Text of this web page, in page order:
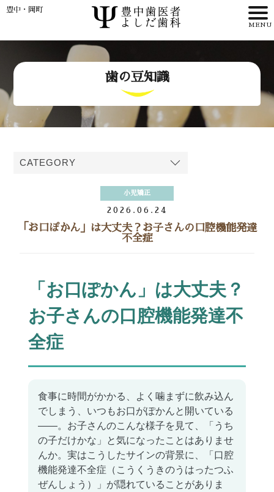
>
理事長・歯科医師紹介
アクセス
症例
採用情報
施設基準掲示
豊中・岡町
歯の豆知識
小児矯正
2026.06.24
「お口ぽかん」は大丈夫？お子さんの口腔機能発達
不全症
「お口ぽかん」は大丈夫？
お子さんの口腔機能発達不
全症
食事に時間がかかる、よく噛まずに飲み込ん
でしまう、いつもお口がぽかんと開いている
――。お子さんのこんな様子を見て、「うち
の子だけかな」と気になったことはありませ
んか。実はこうしたサインの背景に、「口腔
機能発達不全症（こうくうきのうはったつふ
ぜんしょう）」が隠れていることがありま